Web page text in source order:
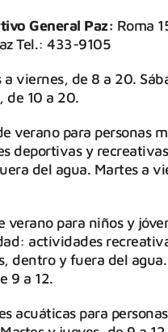
General Paz: Roma
Tel.: 433-9105
a viernes, de 8 a 20.
de 10 a 20.
verano para personas
deportivas y
del agua. Martes a
verano para niños y
actividades
dentro y fuera del
9 a 12.
acuáticas para